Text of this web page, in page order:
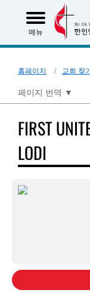
메뉴
홈페이지 교회 찾
페이지 번역 ▼
FIRST
LODI